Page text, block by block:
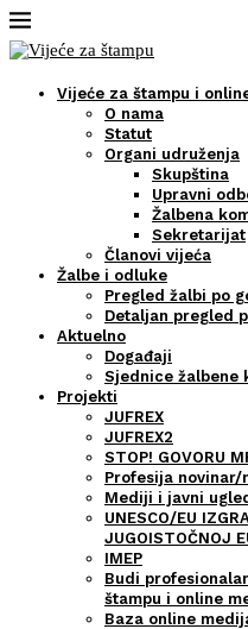
Vijeće za štampu i
O nama
Statut
Organi udruženja
Skupština
Upravni
Žalbena
Sekretarijat
Članovi vijeća
Žalbe i odluke
Pregled žalbi po
Detaljan pregled
Aktuelno
Događaji
Sjednice žalbene
Projekti
JUFREX
JUFREX2
STOP! GOVORU
Profesija novinar/
Mediji i javni ugled
UNESCO/EU
JUGOISTOČNOJ
IMEP
Budi
štampu i online
Baza online